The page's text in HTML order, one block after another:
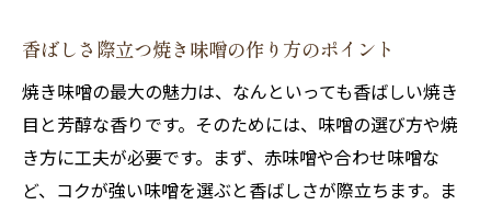
香ばしさ際立つ焼き味噌の作り方のポイント
焼き味噌の最大の魅力は、なんといっても香ばしい焼き
目と芳醇な香りです。そのためには、味噌の選び方や焼
き方に工夫が必要です。まず、赤味噌や合わせ味噌な
ど、コクが強い味噌を選ぶと香ばしさが際立ちます。ま